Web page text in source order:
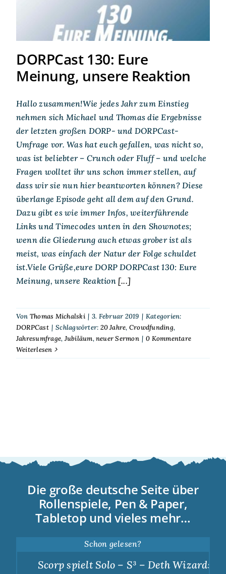
DORPCast 130: Eure
Meinung, unsere Reaktion
Hallo zusammen!Wie jedes Jahr zum Einstieg
nehmen sich Michael und Thomas die Ergebnisse
der letzten großen DORP- und DORPCast-
Umfrage vor. Was hat euch gefallen, was nicht so,
was ist beliebter – Crunch oder Fluff – und welche
Fragen wolltet ihr uns schon immer stellen, auf
dass wir sie nun hier beantworten können? Diese
überlange Episode geht all dem auf den Grund.
Dazu gibt es wie immer Infos, weiterführende
Links und Timecodes unten in den Shownotes;
wenn die Gliederung auch etwas grober ist als
meist, was einfach der Natur der Folge schuldet
ist.Viele Grüße,eure DORP DORPCast 130: Eure
Meinung, unsere Reaktion[...]
Von Thomas Michalski | 3. Februar 2019 | Kategorien:
DORPCast | Schlagwörter: 20 Jahre, Crowdfunding,
Jahresumfrage, Jubiläum,neuer Sermon | 0 Kommentare
Weiterlesen
Die große deutsche Seite über
Rollenspiele, Pen & Paper,
Tabletop und vieles mehr…
Schon gelesen?
Scorp spielt Solo – S³ – Deth Wizards –